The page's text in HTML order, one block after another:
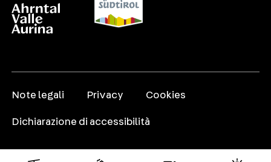
Note legali Privacy Cookies
Dichiarazione di accessibilità